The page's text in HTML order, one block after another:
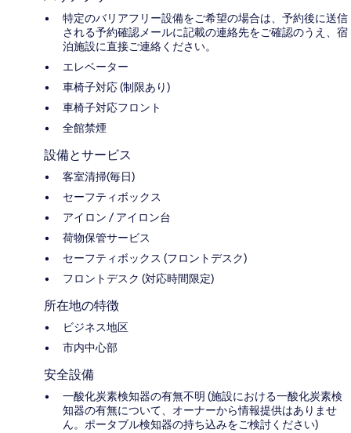
特定のバリアフリー設備をご希望の場合は、予約後に送信
される予約確認メールに記載の連絡先をご確認のうえ、宿
泊施設に直接ご連絡ください。
エレベーター
車椅子対応 (制限あり)
車椅子対応フロント
全館禁煙
設備とサービス
客室清掃(毎日)
セーフティボックス
アイロン / アイロン台
荷物保管サービス
セーフティボックス (フロントデスク)
フロントデスク (対応時間限定)
所在地の特徴
ビジネス地区
市内中心部
安全設備
一酸化炭素検知器の有無不明 (施設における一酸化炭素検
知器の有無について、オーナーから情報提供はありませ
ん。ポータブル検知器の持ち込みをご検討ください)